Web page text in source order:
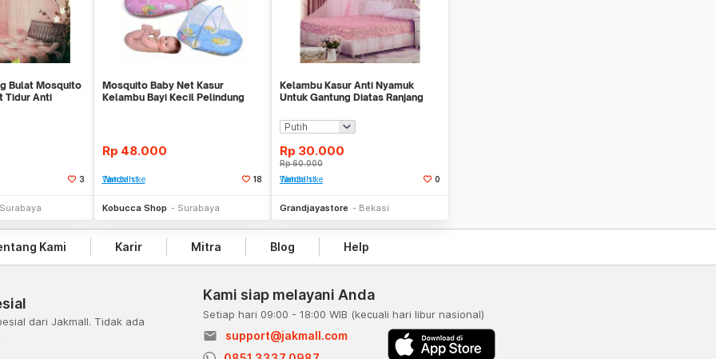
Bulat Mosquito
Tidur Anti
3
Surabaya
Mosquito Baby Net Kasur
Kelambu Bayi Kecil Pelindung
Rp 48.000
Tambah ke Watchlist 18
Kobucca Shop Surabaya
Kelambu Kasur Anti Nyamuk
Untuk Gantung Diatas Ranjang
Rp 30.000
Rp60.000
Tambah ke Watchlist
0
Grandjayastore Bekasi
Kami Karir Mitra Blog Help
dari Jakmall. Tidak ada
Kami siap melayani Anda
Setiap hari 09:00 - 18:00 WIB (kecuali hari libur nasional)
email
support@jakmall.com